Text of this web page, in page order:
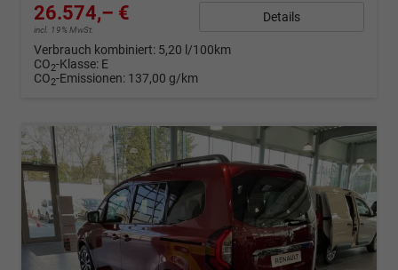
26.574,– €
incl. 19% MwSt.
Details
Verbrauch kombiniert: 5,20 l/100km
CO2-Klasse: E
CO2-Emissionen: 137,00 g/km